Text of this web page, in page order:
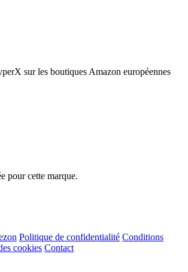
sur les boutiques Amazon européennes
pour cette marque.
Politique de confidentialité Conditions
cookies Contact